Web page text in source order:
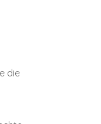
die